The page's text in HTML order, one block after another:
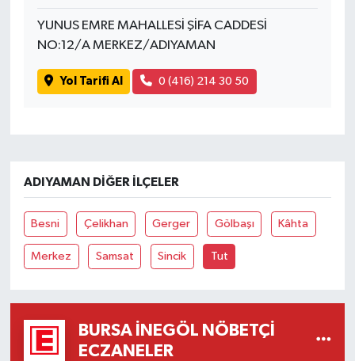
YUNUS EMRE MAHALLESİ ŞİFA CADDESİ
NO:12/A MERKEZ/ADIYAMAN
Yol Tarifi Al 0 (416) 214 30 50
ADIYAMAN DIĞER İLÇELER
Besni Çelikhan Gerger Gölbaşı Kâhta
Merkez Samsat Sincik Tut
BURSA İNEGÖL NÖBETÇI
ECZANELER